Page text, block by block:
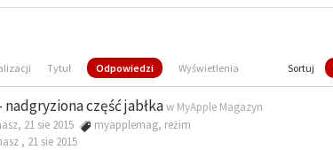
Tytuł Odpowiedzi Wyświetlenia Sortuj
część jabłkaw MyApple Magazyn
21 sie 2015
myapplemag, reżim
, 21 sie 2015